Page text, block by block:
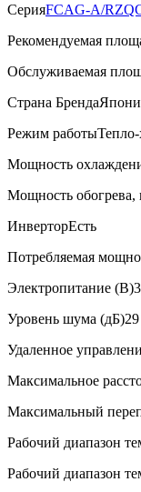
СерияFCAG-A/
Рекомендуемая
Обслуживаемая
Страна Бренда
Режим работы
Мощность
Мощность обогрева,
ИнверторЕсть
Потребляемая
Электропитание (В)
Уровень шума (дБ)29
Удаленное
Максимальное
Максимальный
Рабочий диапазон
Рабочий диапазон